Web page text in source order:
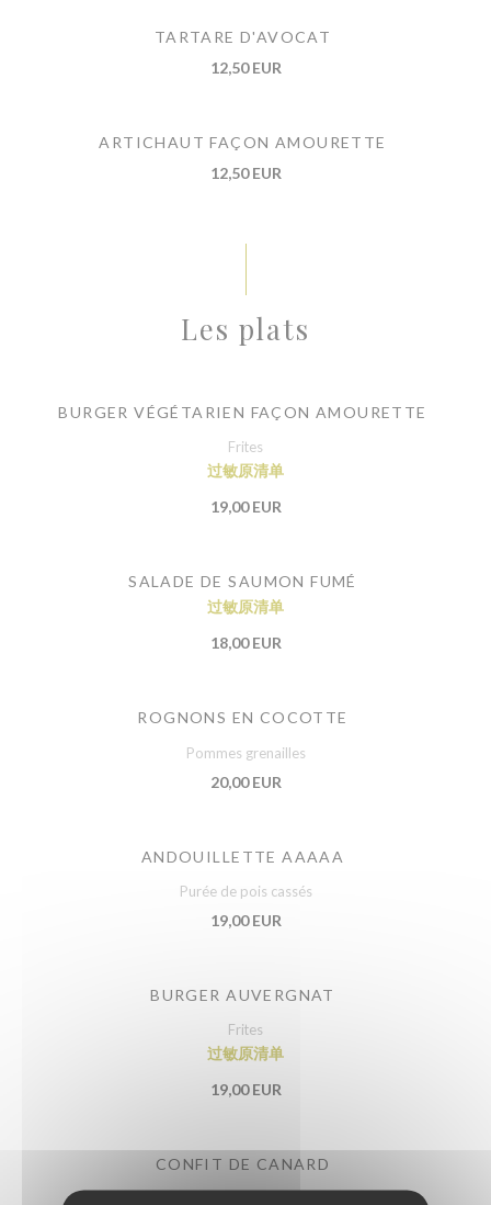
TARTARE D'AVOCAT
12,50 EUR
ARTICHAUT FAÇON AMOURETTE
12,50 EUR
Les plats
BURGER VÉGÉTARIEN FAÇON AMOURETTE
Frites
过敏原清单
19,00 EUR
SALADE DE SAUMON FUMÉ
过敏原清单
18,00 EUR
ROGNONS EN COCOTTE
Pommes grenailles
20,00 EUR
ANDOUILLETTE AAAAA
Purée de pois cassés
19,00 EUR
BURGER AUVERGNAT
Frites
过敏原清单
19,00 EUR
CONFIT DE CANARD